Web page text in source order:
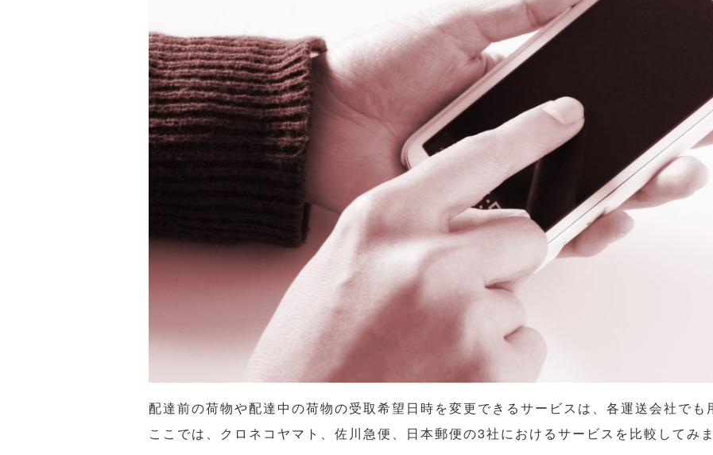
配達前の荷物や配達中の荷物の受取希望日時を変更できるサービスは、各運送会社でも
ここでは、クロネコヤマト、佐川急便、日本郵便の3社におけるサービスを比較してみま